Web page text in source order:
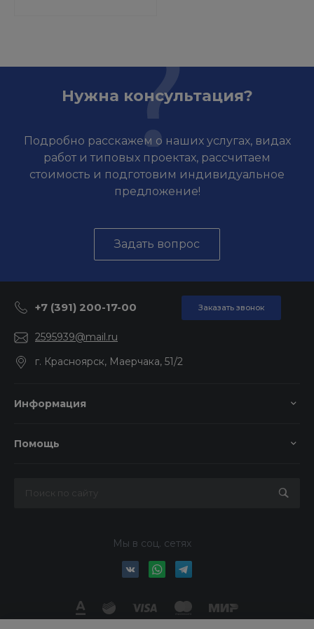
Нужна консультация?
Подробно расскажем о наших услугах, видах
работ и типовых проектах, рассчитаем
стоимость и подготовим индивидуальное
предложение!
Задать вопрос
+7 (391) 200-17-00 Заказать звонок
2595939@mail.ru
г. Красноярск, Маерчака, 51/2
Информация
Помощь
Мы в соц. сетях